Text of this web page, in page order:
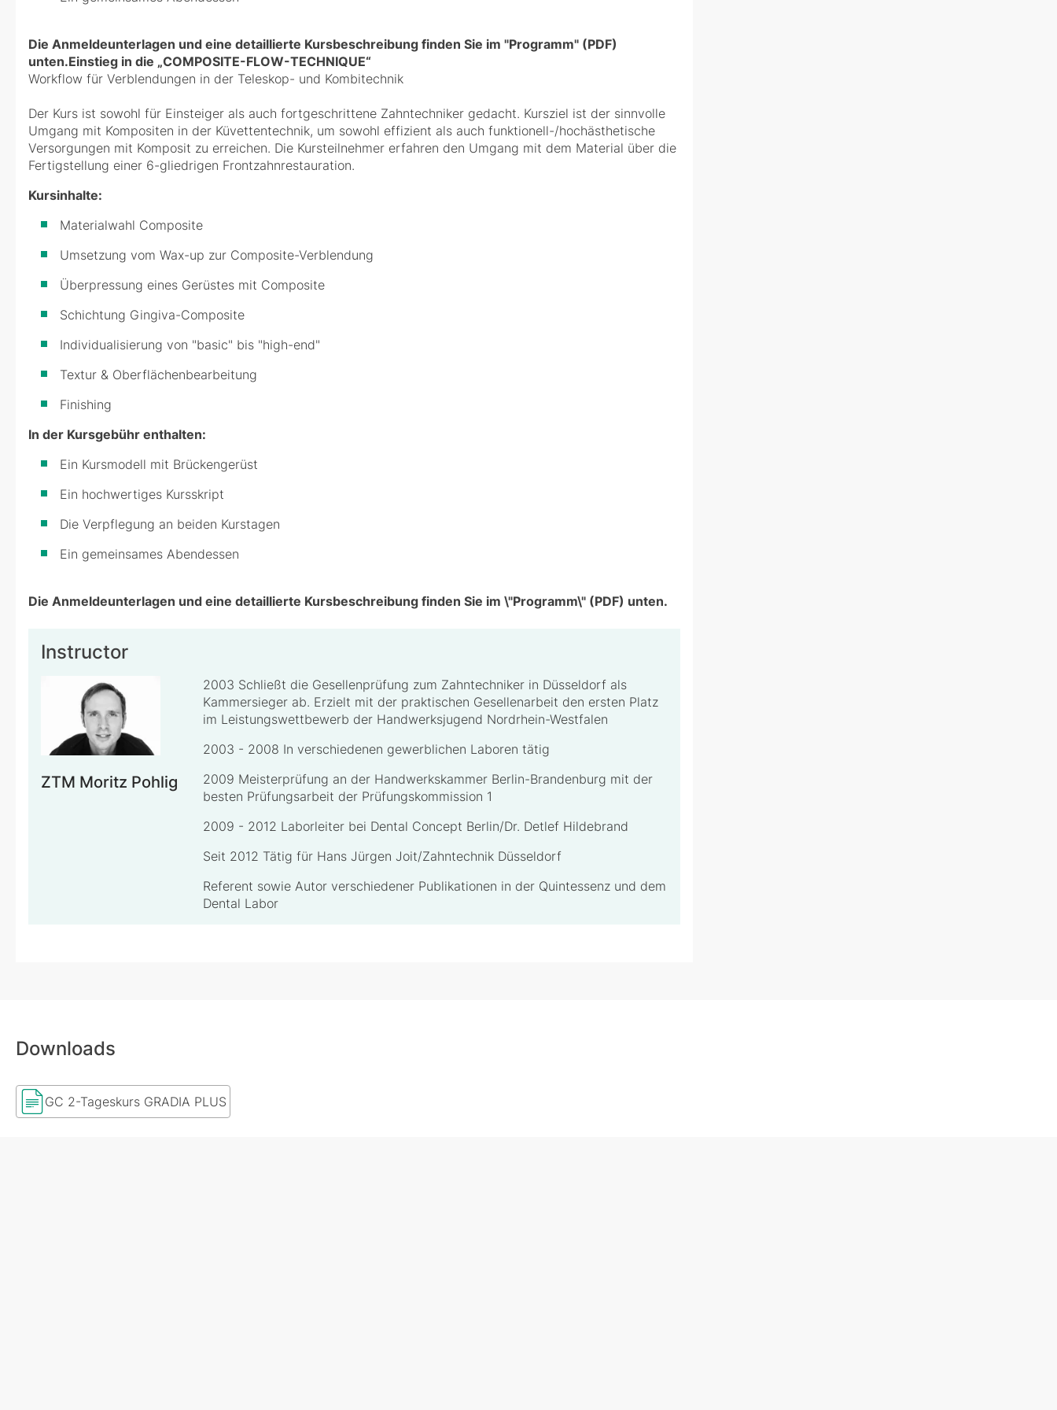
Die Anmeldeunterlagen und eine detaillierte Kursbeschreibung finden Sie im "Programm" (PDF)
unten.Einstieg in die „COMPOSITE-FLOW-TECHNIQUE“
Workflow für Verblendungen in der Teleskop- und Kombitechnik
Der Kurs ist sowohl für Einsteiger als auch fortgeschrittene Zahntechniker gedacht. Kursziel ist der sinnvolle
Umgang mit Kompositen in der Küvettentechnik, um sowohl effizient als auch funktionell-/hochästhetische
Versorgungen mit Komposit zu erreichen. Die Kursteilnehmer erfahren den Umgang mit dem Material über die
Fertigstellung einer 6-gliedrigen Frontzahnrestauration.
Kursinhalte:
Materialwahl Composite
Umsetzung vom Wax-up zur Composite-Verblendung
Überpressung eines Gerüstes mit Composite
Schichtung Gingiva-Composite
Individualisierung von "basic" bis "high-end"
Textur & Oberflächenbearbeitung
Finishing
In der Kursgebühr enthalten:
Ein Kursmodell mit Brückengerüst
Ein hochwertiges Kursskript
Die Verpflegung an beiden Kurstagen
Ein gemeinsames Abendessen
Die Anmeldeunterlagen und eine detaillierte Kursbeschreibung finden Sie im \"Programm\" (PDF) unten.
Instructor
ZTM Moritz Pohlig
2003 Schließt die Gesellenprüfung zum Zahntechniker in Düsseldorf als
Kammersieger ab. Erzielt mit der praktischen Gesellenarbeit den ersten Platz
im Leistungswettbewerb der Handwerksjugend Nordrhein-Westfalen
2003 - 2008 In verschiedenen gewerblichen Laboren tätig
2009 Meisterprüfung an der Handwerkskammer Berlin-Brandenburg mit der
besten Prüfungsarbeit der Prüfungskommission 1
2009 - 2012 Laborleiter bei Dental Concept Berlin/Dr. Detlef Hildebrand
Seit 2012 Tätig für Hans Jürgen Joit/Zahntechnik Düsseldorf
Referent sowie Autor verschiedener Publikationen in der Quintessenz und dem
Dental Labor
Downloads
GC 2-Tageskurs GRADIA PLUS